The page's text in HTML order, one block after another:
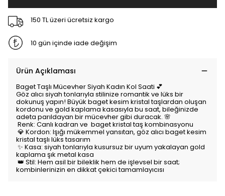
150 TL üzeri ücretsiz kargo
10 gün içinde iade değişim
Ürün Açıklaması
Baget Taşlı Mücevher Siyah Kadın Kol Saati 💕
Göz alıcı siyah tonlarıyla stilinize romantik ve lüks bir
dokunuş yapın! Büyük baget kesim kristal taşlardan oluşan
kordonu ve gold kaplama kasasıyla bu saat, bileğinizde
adeta parıldayan bir mücevher gibi duracak. 🌸
Renk: Canlı kadran ve baget kristal taş kombinasyonu
💎 Kordon: Işığı mükemmel yansıtan, göz alıcı baget kesim
kristal taşlı lüks tasarım
✨ Kasa: siyah tonlarıyla kusursuz bir uyum yakalayan gold
kaplama şık metal kasa
👑 Stil: Hem asil bir bileklik hem de işlevsel bir saat;
kombinlerinizin en dikkat çekici tamamlayıcısı